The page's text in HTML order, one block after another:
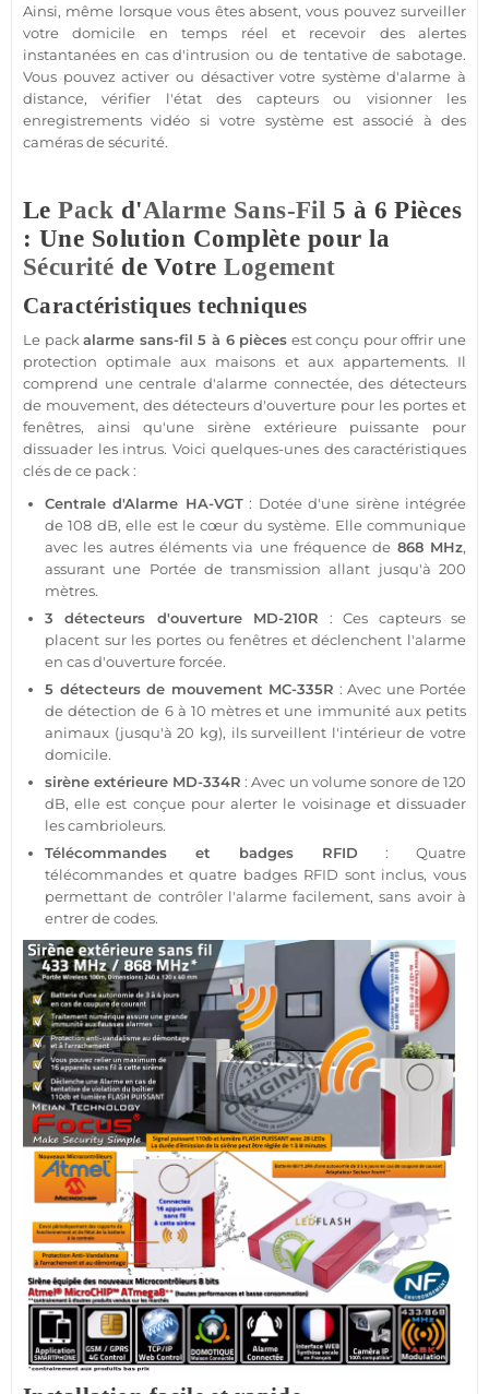
Ainsi, même lorsque vous êtes absent, vous pouvez surveiller
votre domicile en temps réel et recevoir des alertes
instantanées en cas d'intrusion ou de tentative de sabotage.
Vous pouvez activer ou désactiver votre système d'alarme à
distance, vérifier l'état des capteurs ou visionner les
enregistrements vidéo si votre systèmeest associé à des
caméras desécurité.
LePack d'Alarme Sans-Fil 5 à 6 Pièces
: Une Solution Complète pour la
Sécurité de VotreLogement
Caractéristiques techniques
Le pack alarme sans-fil 5 à 6 pièces est conçu pour offrir une
protection optimale aux maisons et aux appartements. Il
comprend unecentrale d'alarme connectée, des détecteurs
de mouvement, des détecteurs d'ouverture pour les portes et
fenêtres, ainsi qu'une sirène extérieurepuissante pour
dissuader les intrus. Voici quelques-unes des caractéristiques
clés de ce pack:
Centrale d'Alarme HA-VGT: Dotée d'une sirèneintégrée
de 108 dB, elle est le cœur dusystème. Elle communique
avec les autres éléments via une fréquence de 868 MHz,
assurant une Portéedetransmission allant jusqu'à 200
mètres.
3 détecteurs d'ouverture MD-210R : Ces capteurs se
placent sur les portes ou fenêtres et déclenchent l'alarme
en cas d'ouverture forcée.
5 détecteurs de mouvement MC-335R : Avec une Portée
de détection de 6 à 10 mètres et une immunité aux petits
animaux (jusqu'à 20 kg), ils surveillent l'intérieur de votre
domicile.
sirène extérieure MD-334R : Avec un volume sonore de 120
dB, elle est conçue pour alerter le voisinage et dissuader
les cambrioleurs.
Télécommandes et badges RFID : Quatre
télécommandes et quatre badges RFID sont inclus, vous
permettant de contrôler l'alarmefacilement, sans avoir à
entrer de codes.